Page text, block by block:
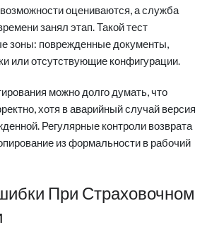
оцениваются, а служба
занял этап. Такой тест
зоны: поврежденные документы,
или отсутствующие конфигурации.
можно долго думать, что
хотя в аварийный случай версия
Регулярные контроли возврата
из формальности в рабочий
При Страховочном